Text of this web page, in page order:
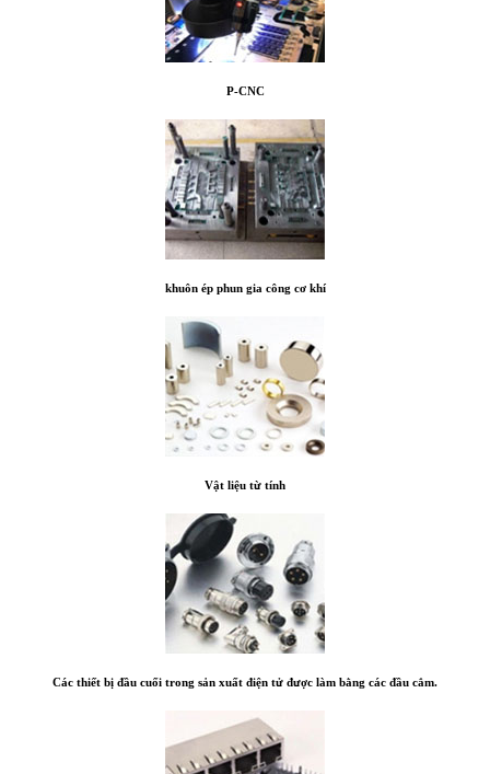
P-CNC
khuôn ép phun gia công cơ khí
Vật liệu từ tính
Các thiết bị đầu cuối trong sản xuất điện tử được làm bằng các đầu cắm.